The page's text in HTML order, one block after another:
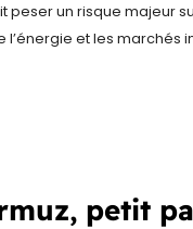
peser un risque majeur
et les marchés
petit